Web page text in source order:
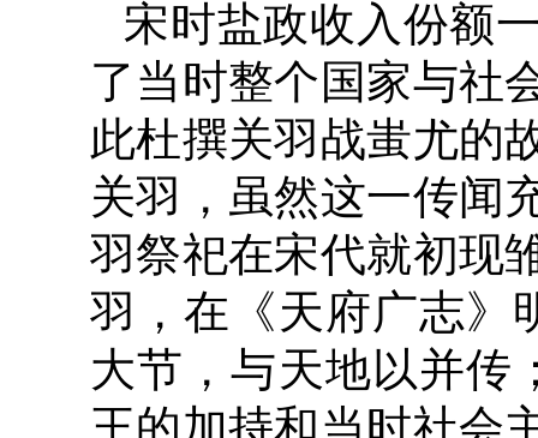
宋时盐政收入份额
了当时整个国家与社
此杜撰关羽战蚩尤的
关羽，虽然这一传闻
羽祭祀在宋代就初现
羽，在《天府广志》
大节，与天地以并传
王的加持和当时社会